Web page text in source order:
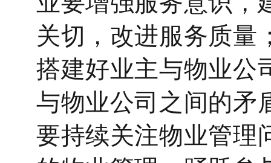
关切，改进服务质量
搭建好业主与物业公
与物业公司之间的矛
要持续关注物业管理